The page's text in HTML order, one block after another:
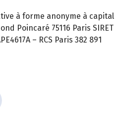
à forme anonyme à capital
Poincaré 75116 Paris SIRET
– RCS Paris 382 891